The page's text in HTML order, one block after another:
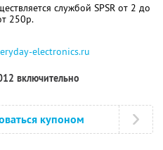
службой SPSR от 2 до
250р.
electronics.ru
включительно
купоном